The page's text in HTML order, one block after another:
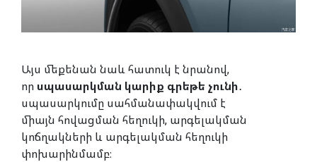
Այս մեքենան նաև հատուկ է նրանով,
որ սպասարկման կարիք գրեթե չունի․
սպասարկումը սահմանափակվում է
միայն հովացման հեղուկի, արգելակման
կոճղակների և արգելակման հեղուկի
փոխարինմամբ։